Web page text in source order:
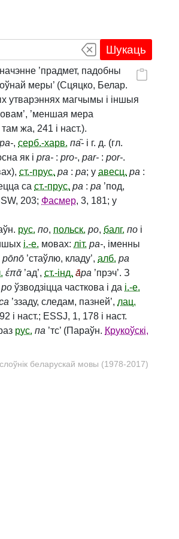
Шукаць
’прадмет, падобны
меры’ (Сцяцко, Белар.
утварэннях магчымы і іншыя
’меншая мера
жа, 241 і наст.).
pa‑, серб.-харв. па̏‑ і г. д. (гл.
як і pra‑ : pro‑, par‑ : por‑.
ст.-прус. pa : pa; у авесц. pa :
са ст.-прус. pa : pa ’под,
203; Фасмер, 3, 181; у
рус. по, польск. po, балг. по і
і.-е. мовах: літ. pa‑, іменны
pōnō ’стаўлю, кладу’, алб. pa
έπᾱ’ад’, ст.-інд. ā́pa ’прэч’. З
po ўзводзіцца часткова і да і.-е.
’ззаду, следам, пазней’, лац.
і наст.; ESSJ, 1, 178 і наст.
рус. па ’тс’ (Параўн. Крукоўскі,
беларускай мовы (1978-2017)